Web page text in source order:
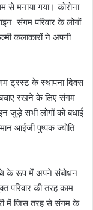
से मनाया गया। कोरोना
संगम परिवार के लोगों
कलाकारों ने अपनी
ट्रस्ट के स्थापना दिवस
बचाए रखने के लिए संगम
सभी लोगों को बधाई
आईजी पुष्पक ज्योति
के रूप में अपने संबोधन
परिवार की तरह काम
में जिस तरह से संगम के